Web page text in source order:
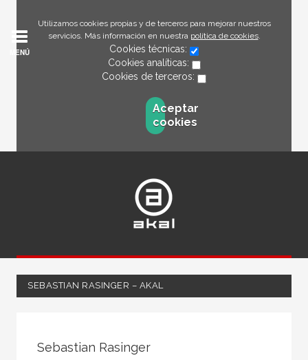
Utilizamos cookies propias y de terceros para mejorar nuestros
servicios. Más información en nuestra política de cookies.
Cookies técnicas:
Cookies analíticas:
Cookies de terceros:
Aceptar
cookies
MENÚ
SEBASTIAN RASINGER – AKAL
Sebastian Rasinger